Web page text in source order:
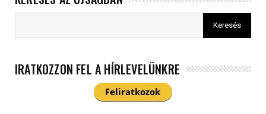
IRATKOZZON FEL A HÍRLEVELÜNKRE